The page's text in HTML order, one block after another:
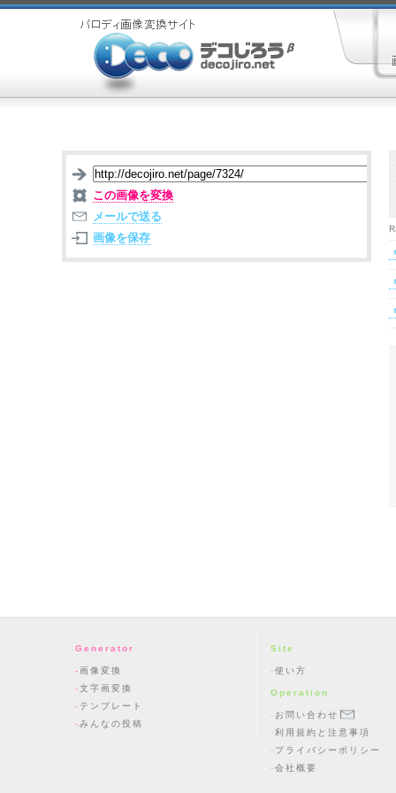
この画像を変換
メールで送る
画像を保存
Generator
画像変換
文字画変換
テンプレート
みんなの投稿
Site
使い方
Operation
お問い合わせ
利用規約と注意事項
プライバシーポリシー
会社概要